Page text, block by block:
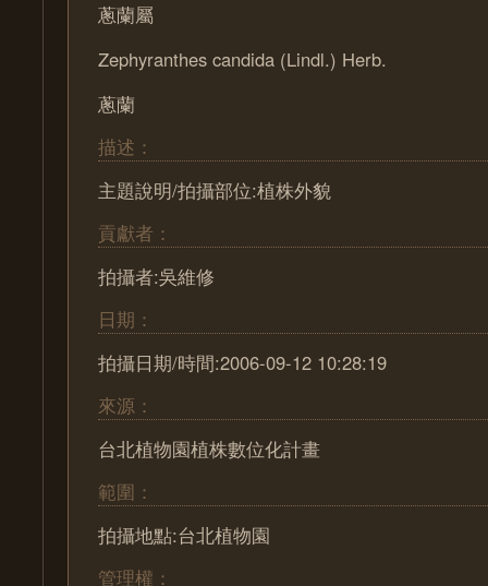
蔥蘭屬
Zephyranthes candida (Lindl.) Herb.
蔥蘭
描述：
主題說明/拍攝部位:植株外貌
貢獻者：
拍攝者:吳維修
日期：
拍攝日期/時間:2006-09-12 10:28:19
來源：
台北植物園植株數位化計畫
範圍：
拍攝地點:台北植物園
管理權：